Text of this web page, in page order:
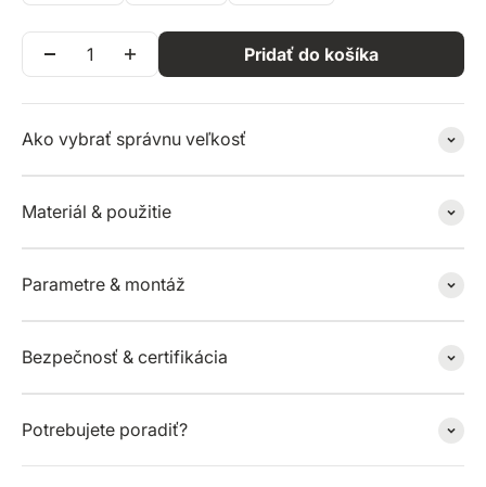
Pridať do košíka
Ako vybrať správnu veľkosť
Materiál & použitie
Parametre & montáž
Bezpečnosť & certifikácia
Potrebujete poradiť?